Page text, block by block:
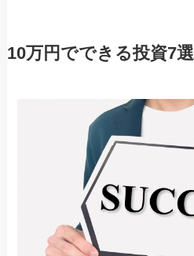
10万円でできる投資7選